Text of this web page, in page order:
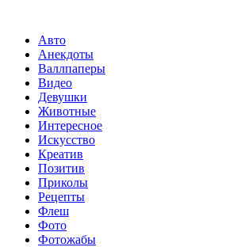
Авто
Анекдоты
Валлпаперы
Видео
Девушки
Животные
Интересное
Искусство
Креатив
Позитив
Приколы
Рецепты
Флеш
Фото
Фотожабы